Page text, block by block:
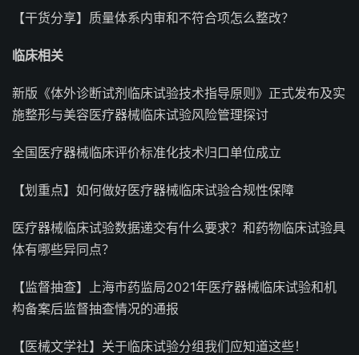
【干货分享】质量体系内审和不符合项怎么整改？
临床相关
新版《体外诊断试剂临床试验技术指导原则》正式发布及实
施整形与美容医疗器械临床试验风险管理探讨
全国医疗器械临床评价标准化技术归口单位成立
【划重点】如何做好医疗器械临床试验合规性保障
医疗器械临床试验数据递交有什么要求？和药物临床试验具
体有哪些异同点？
【监督抽查】上海市药监局2021年医疗器械临床试验和机
构备案后监督抽查情况的通报
【医械文学社】关于临床试验分组我们应知道这些！